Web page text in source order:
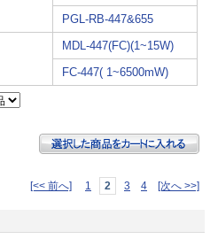
PGL-RB-447&655
MDL-447(FC)(1~15W)
FC-447( 1~6500mW)
[<< 前へ] 1 2 3 4 [次へ >>]